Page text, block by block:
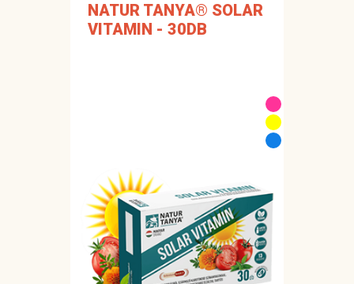
NATUR TANYA® SOLAR
VITAMIN - 30DB